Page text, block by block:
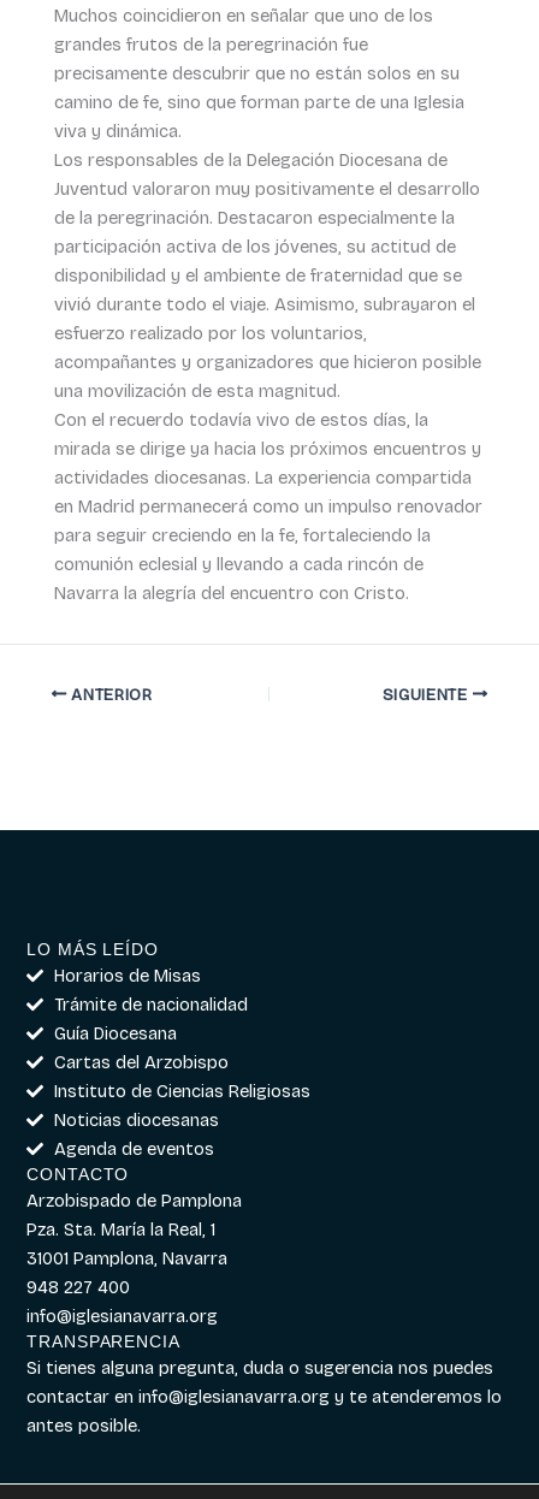
Muchos coincidieron en señalar que uno de los
grandes frutos de la peregrinación fue
precisamente descubrir que no están solos en su
camino de fe, sino que forman parte de una Iglesia
viva y dinámica.
Los responsables de la Delegación Diocesana de
Juventud valoraron muy positivamente el desarrollo
de la peregrinación. Destacaron especialmente la
participación activa de los jóvenes, su actitud de
disponibilidad y el ambiente de fraternidad que se
vivió durante todo el viaje. Asimismo, subrayaron el
esfuerzo realizado por los voluntarios,
acompañantes y organizadores que hicieron posible
una movilización de esta magnitud.
Con el recuerdo todavía vivo de estos días, la
mirada se dirige ya hacia los próximos encuentros y
actividades diocesanas. La experiencia compartida
en Madrid permanecerá como un impulso renovador
para seguir creciendo en la fe, fortaleciendo la
comunión eclesial y llevando a cada rincón de
Navarra la alegría del encuentro con Cristo.
ANTERIOR SIGUIENTE
LO MÁS LEÍDO
Horarios de Misas
Trámite de nacionalidad
Guía Diocesana
Cartas del Arzobispo
Instituto de Ciencias Religiosas
Noticias diocesanas
Agenda de eventos
CONTACTO
Arzobispado de Pamplona
Pza. Sta. María la Real, 1
31001 Pamplona, Navarra
948 227 400
info@iglesianavarra.org
TRANSPARENCIA
Si tienes alguna pregunta, duda o sugerencia nos puedes
contactar eninfo@iglesianavarra.org y te atenderemos lo
antes posible.